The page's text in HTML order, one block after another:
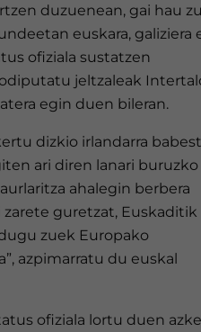
duzuenean, gai hau
euskara, galiziera
ofiziala sustatzen
jeltzaleak
egin duen bileran.
dizkio irlandarra
ari diren lanari buruzko
ahalegin berbera
zarete guretzat, Euskaditik
zuek Europako
azpimarratu du euskal
ofiziala lortu duen